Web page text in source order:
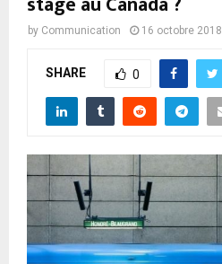
M
Y
M
E
by Communication 16 octobre 2018
SHARE 0